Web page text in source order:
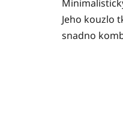
Jeho kouzlo
snadno